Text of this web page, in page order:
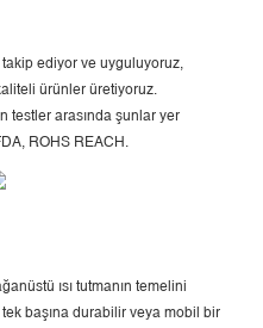
ediyor ve uyguluyoruz,
ürünler üretiyoruz.
testler arasında şunlar yer
ROHS REACH.
ısı tutmanın temelini
başına durabilir veya mobil bir